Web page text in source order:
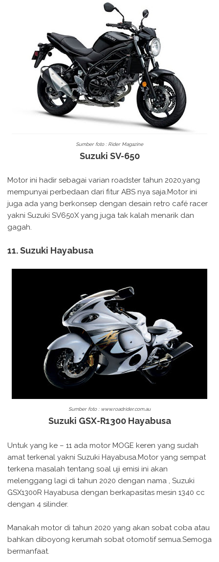
Sumber foto : Rider Magazine
Suzuki SV-650
Motor ini hadir sebagai varian roadster tahun 2020,yang
mempunyai perbedaan dari fitur ABS nya saja.Motor ini
juga ada yang berkonsep dengan desain retro café racer
yakni Suzuki SV650X yang juga tak kalah menarik dan
gagah.
11. Suzuki Hayabusa
Sumber foto : www.roadrider.com.au
Suzuki GSX-R1300 Hayabusa
Untuk yang ke – 11 ada motor MOGE keren yang sudah
amat terkenal yakni Suzuki Hayabusa.Motor yang sempat
terkena masalah tentang soal uji emisi ini akan
melenggang lagi di tahun 2020 dengan nama , Suzuki
GSX1300R Hayabusa dengan berkapasitas mesin 1340 cc
dengan 4 silinder.
Manakah motor di tahun 2020 yang akan sobat coba atau
bahkan diboyong kerumah sobat otomotif semua.Semoga
bermanfaat.